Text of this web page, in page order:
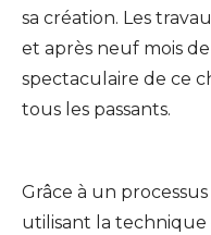
sa création. Les
et après neuf mois
spectaculaire de ce
tous les passants.
Grâce à un
utilisant la technique